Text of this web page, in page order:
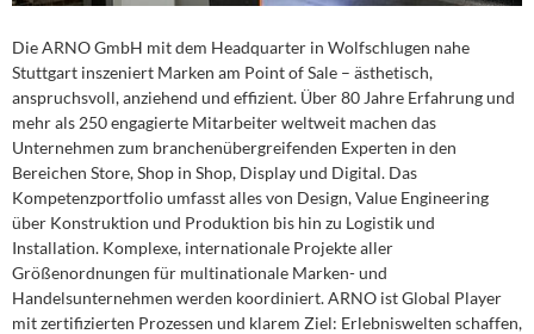
Die ARNO GmbH mit dem Headquarter in Wolfschlugen nahe
Stuttgart inszeniert Marken am Point of Sale – ästhetisch,
anspruchsvoll, anziehend und effizient. Über 80 Jahre Erfahrung und
mehr als 250 engagierte Mitarbeiter weltweit machen das
Unternehmen zum branchenübergreifenden Experten in den
Bereichen Store, Shop in Shop, Display und Digital. Das
Kompetenzportfolio umfasst alles von Design, Value Engineering
über Konstruktion und Produktion bis hin zu Logistik und
Installation. Komplexe, internationale Projekte aller
Größenordnungen für multinationale Marken- und
Handelsunternehmen werden koordiniert. ARNO ist Global Player
mit zertifizierten Prozessen und klarem Ziel: Erlebniswelten schaffen,